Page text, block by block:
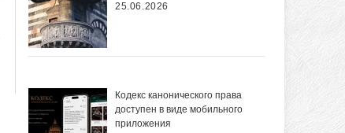
25.06.2026
Кодекс канонического права
доступен в виде мобильного
приложения